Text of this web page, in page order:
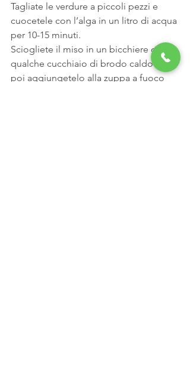
Tagliate le verdure a piccoli pezzi e
cuocetele con l’alga in un litro di acqua
per 10-15 minuti.
Sciogliete il miso in un bicchiere con
qualche cucchiaio di brodo caldo e
poi aggiungetelo alla zuppa a fuoco